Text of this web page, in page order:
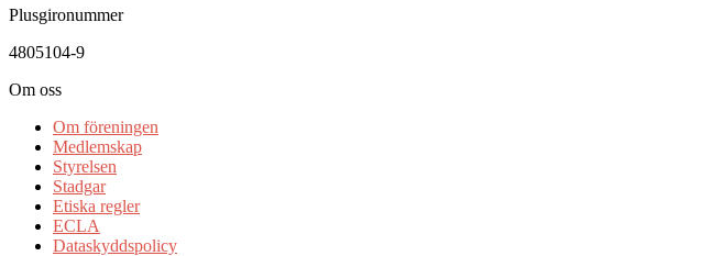
Plusgironummer
4805104-9
Om oss
Om föreningen
Medlemskap
Styrelsen
Stadgar
Etiska regler
ECLA
Dataskyddspolicy